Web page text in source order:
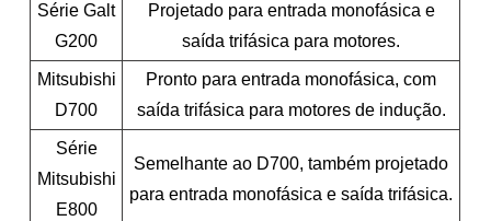
Série Galt
G200
Projetado para entrada monofásica e
saída trifásica para motores.
Mitsubishi
D700
Pronto para entrada monofásica, com
saída trifásica para motores de indução.
Série
Mitsubishi
E800
Semelhante ao D700, também projetado
para entrada monofásica e saída trifásica.